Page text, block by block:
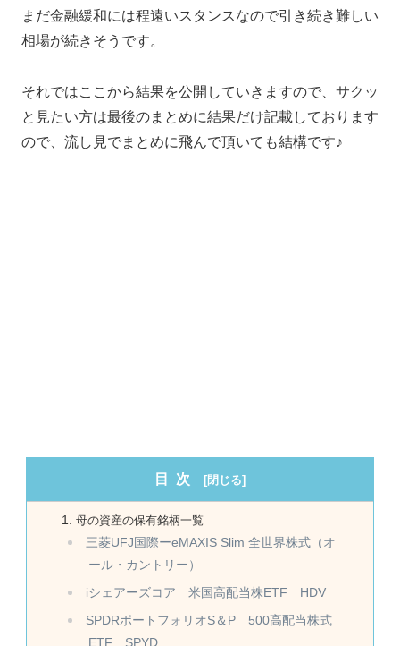
まだ金融緩和には程遠いスタンスなので引き続き難しい
相場が続きそうです。
それではここから結果を公開していきますので、サクッ
と見たい方は最後のまとめに結果だけ記載しております
ので、流し見でまとめに飛んで頂いても結構です♪
目次
母の資産の保有銘柄一覧
三菱UFJ国際ーeMAXIS Slim 全世界株式（オ
ール・カントリー）
iシェアーズコア 米国高配当株ETF HDV
SPDRポートフォリオS＆P 500高配当株式
ETF SPYD